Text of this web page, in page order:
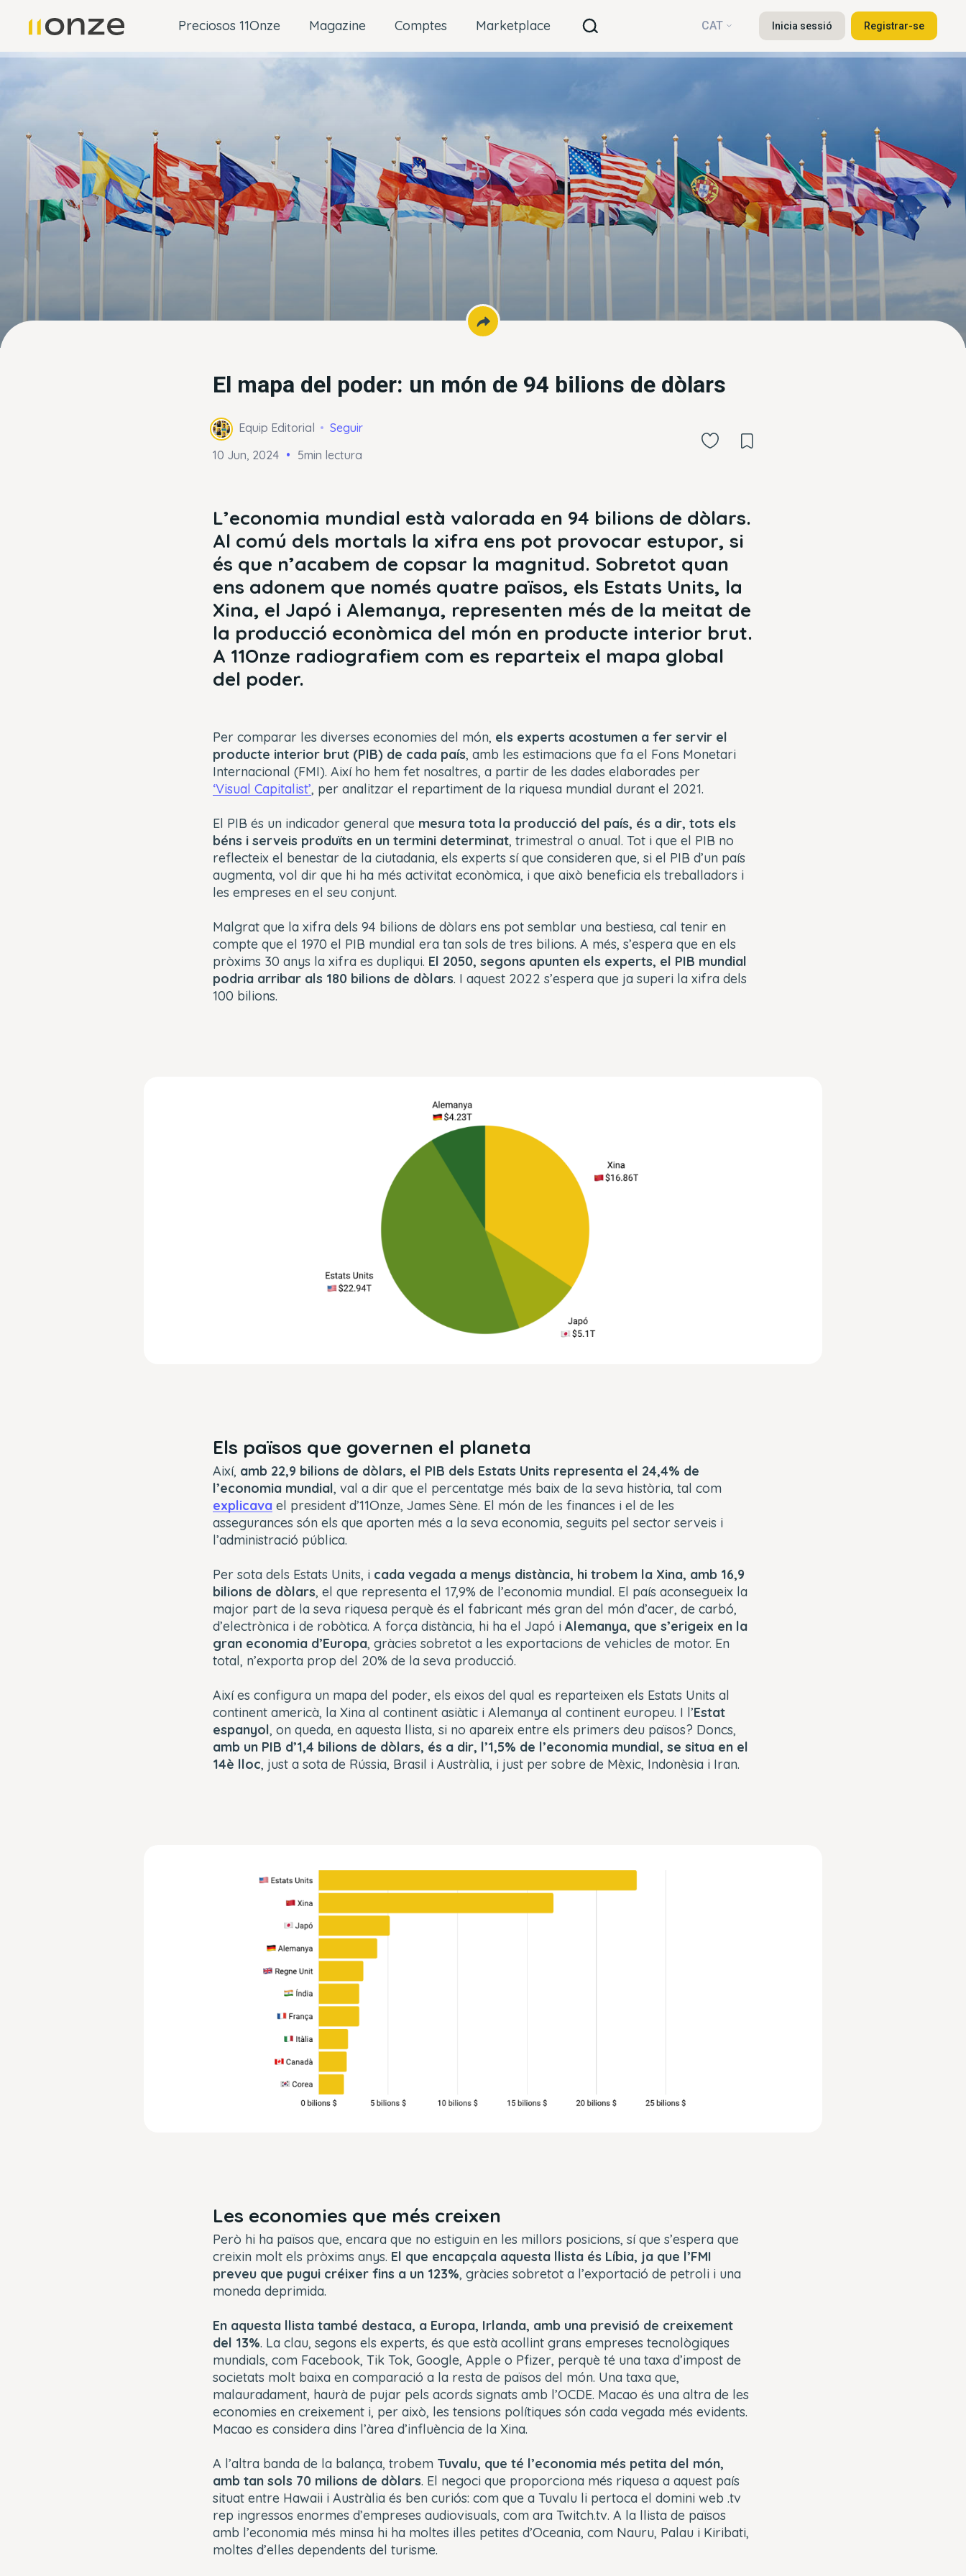
Preciosos 11Onze Magazine Comptes Marketplace CAT Inicia sessió Registrar-se
El mapa del poder: un món de 94 bilions de dòlars
Equip Editorial
Seguir
10 Jun, 2024
5min lectura
L’economia mundial està valorada en 94 bilions de dòlars.
Al comú dels mortals la xifra ens pot provocar estupor, si
és que n’acabem de copsar la magnitud. Sobretot quan
ens adonem que només quatre països, els Estats Units, la
Xina, el Japó i Alemanya, representen més de la meitat de
la producció econòmica del món en producte interior brut.
A 11Onze radiografiem com es reparteix el mapa global
del poder.
Per comparar les diverses economies del món, els experts acostumen a fer servir el
producte interior brut (PIB) de cada país, amb les estimacions que fa el Fons Monetari
Internacional (FMI). Així ho hem fet nosaltres, a partir de les dades elaborades per
‘Visual Capitalist’, per analitzar el repartiment de la riquesa mundial durant el 2021.
El PIB és un indicador general que mesura tota la producció del país, és a dir, tots els
béns i serveis produïts en un termini determinat, trimestral o anual. Tot i que el PIB no
reflecteix el benestar de la ciutadania, els experts sí que consideren que, si el PIB d’un país
augmenta, vol dir que hi ha més activitat econòmica, i que això beneficia els treballadors i
les empreses en el seu conjunt.
Malgrat que la xifra dels 94 bilions de dòlars ens pot semblar una bestiesa, cal tenir en
compte que el 1970 el PIB mundial era tan sols de tres bilions. A més, s’espera que en els
pròxims 30 anys la xifra es dupliqui. El 2050, segons apunten els experts, el PIB mundial
podria arribar als 180 bilions de dòlars. I aquest 2022 s’espera que ja superi la xifra dels
100 bilions.
Els països que governen el planeta
Així, amb 22,9 bilions de dòlars, el PIB dels Estats Units representa el 24,4% de
l’economia mundial, val a dir que el percentatge més baix de la seva història, tal com
explicava el president d’11Onze, James Sène. El món de les finances i el de les
assegurances són els que aporten més a la seva economia, seguits pel sector serveis i
l’administració pública.
Per sota dels Estats Units, i cada vegada a menys distància, hi trobem la Xina, amb 16,9
bilions de dòlars, el que representa el 17,9% de l’economia mundial. El país aconsegueix la
major part de la seva riquesa perquè és el fabricant més gran del món d’acer, de carbó,
d’electrònica i de robòtica. A força distància, hi ha el Japó i Alemanya, que s’erigeix en la
gran economia d’Europa, gràcies sobretot a les exportacions de vehicles de motor. En
total, n’exporta prop del 20% de la seva producció.
Així es configura un mapa del poder, els eixos del qual es reparteixen els Estats Units al
continent americà, la Xina al continent asiàtic i Alemanya al continent europeu. I l’Estat
espanyol, on queda, en aquesta llista, si no apareix entre els primers deu països? Doncs,
amb un PIB d’1,4 bilions de dòlars, és a dir, l’1,5% de l’economia mundial, se situa en el
14è lloc, just a sota de Rússia, Brasil i Austràlia, i just per sobre de Mèxic, Indonèsia i Iran.
Les economies que més creixen
Però hi ha països que, encara que no estiguin en les millors posicions, sí que s’espera que
creixin molt els pròxims anys. El que encapçala aquesta llista és Líbia, ja que l’FMI
preveu que pugui créixer fins a un 123%, gràcies sobretot a l’exportació de petroli i una
moneda deprimida.
En aquesta llista també destaca, a Europa, Irlanda, amb una previsió de creixement
del 13%. La clau, segons els experts, és que està acollint grans empreses tecnològiques
mundials, com Facebook, Tik Tok, Google, Apple o Pfizer, perquè té una taxa d’impost de
societats molt baixa en comparació a la resta de països del món. Una taxa que,
malauradament, haurà de pujar pels acords signats amb l’OCDE. Macao és una altra de les
economies en creixement i, per això, les tensions polítiques són cada vegada més evidents.
Macao es considera dins l’àrea d’influència de la Xina.
A l’altra banda de la balança, trobem Tuvalu, que té l’economia més petita del món,
amb tan sols 70 milions de dòlars. El negoci que proporciona més riquesa a aquest país
situat entre Hawaii i Austràlia és ben curiós: com que a Tuvalu li pertoca el domini web .tv
rep ingressos enormes d’empreses audiovisuals, com ara Twitch.tv. A la llista de països
amb l’economia més minsa hi ha moltes illes petites d’Oceania, com Nauru, Palau i Kiribati,
moltes d’elles dependents del turisme.